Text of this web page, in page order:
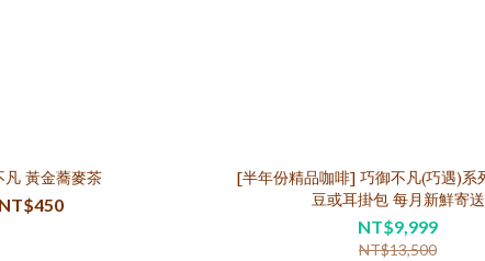
凡 黃金蕎麥茶
[半年份精品咖啡] 巧御不凡(巧遇)系列 18包咖啡
豆或耳掛包 每月新鮮寄送
NT$9,999
NT$13,500